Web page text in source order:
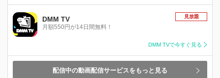
DMM TV
月額550円が14日間無料！
見放題
DMM TVで今すぐ見る
配信中の動画配信サービスをもっと見る